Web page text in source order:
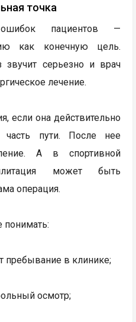
точка
пациентов —
как конечную цель.
звучит серьезно и врач
лечение.
если она действительно
пути. После нее
А в спортивной
может быть
операция.
понимать:
пребывание в клинике;
осмотр;